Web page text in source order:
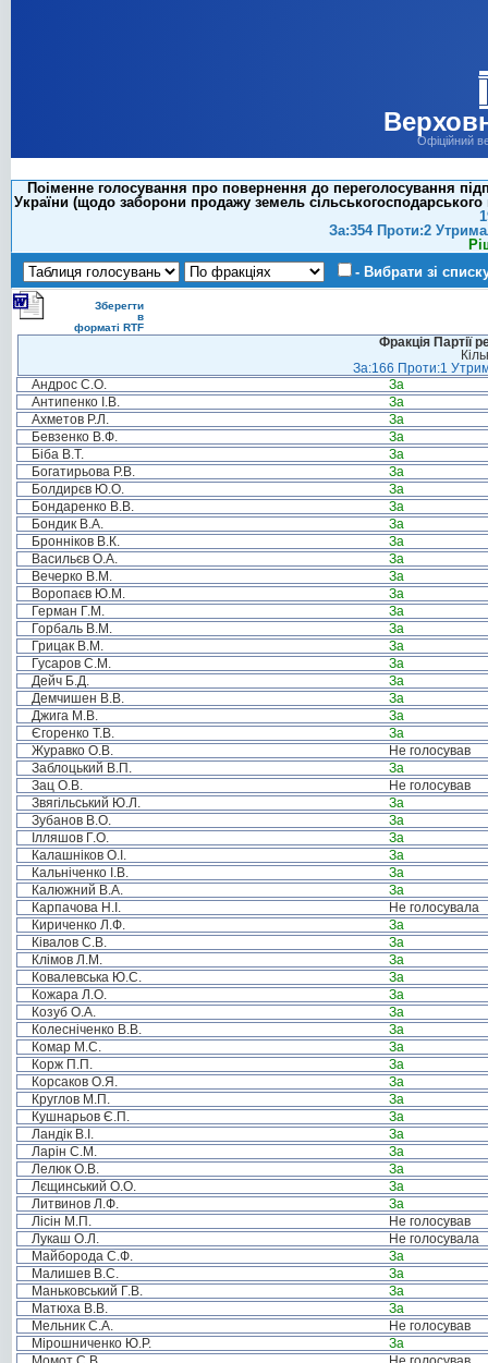
Офіційний
Поіменне голосування про повернення до переголосування
України (щодо заборони продажу земель
За:354 Проти:2
- Вибрати зі
Зберегти
в
форматі RTF
Фракція Партії
За:166 Проти:1
Андрос С.О.
За
Антипенко І.В.
За
Ахметов Р.Л.
За
Бевзенко В.Ф.
За
Біба В.Т.
За
Богатирьова Р.В.
За
Болдирєв Ю.О.
За
Бондаренко В.В.
За
Бондик В.А.
За
Бронніков В.К.
За
Васильєв О.А.
За
Вечерко В.М.
За
Воропаєв Ю.М.
За
Герман Г.М.
За
Горбаль В.М.
За
Грицак В.М.
За
Гусаров С.М.
За
Дейч Б.Д.
За
Демчишен В.В.
За
Джига М.В.
За
Єгоренко Т.В.
За
Журавко О.В.
Не голосував
Заблоцький В.П.
За
Зац О.В.
Не голосував
Звягільський Ю.Л.
За
Зубанов В.О.
За
Ілляшов Г.О.
За
Калашніков О.І.
За
Кальніченко І.В.
За
Калюжний В.А.
За
Карпачова Н.І.
Не голосувала
Кириченко Л.Ф.
За
Ківалов С.В.
За
Клімов Л.М.
За
Ковалевська Ю.С.
За
Кожара Л.О.
За
Козуб О.А.
За
Колесніченко В.В.
За
Комар М.С.
За
Корж П.П.
За
Корсаков О.Я.
За
Круглов М.П.
За
Кушнарьов Є.П.
За
Ландік В.І.
За
Ларін С.М.
За
Лелюк О.В.
За
Лєщинський О.О.
За
Литвинов Л.Ф.
За
Лісін М.П.
Не голосував
Лукаш О.Л.
Не голосувала
Майборода С.Ф.
За
Малишев В.С.
За
Маньковський Г.В.
За
Матюха В.В.
За
Мельник С.А.
Не голосував
Мірошниченко Ю.Р.
За